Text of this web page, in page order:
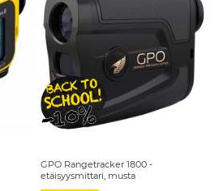
GPO Rangetracker 1800 -
etäisyysmittari, musta